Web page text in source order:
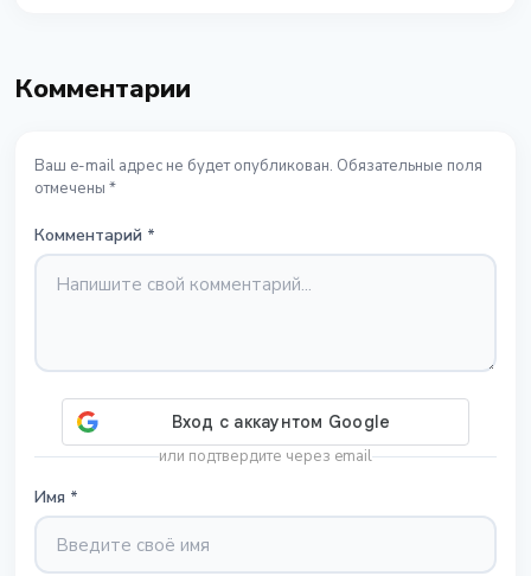
Комментарии
Ваш e-mail адрес не будет опубликован. Обязательные поля
отмечены *
Комментарий *
или подтвердите через email
Имя *